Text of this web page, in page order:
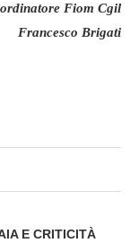
Fiom Cgil
Francesco Brigati
E CRITICITÀ